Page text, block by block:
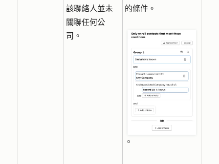
該聯絡人並未
關聯任何公
司。
的條件。
。